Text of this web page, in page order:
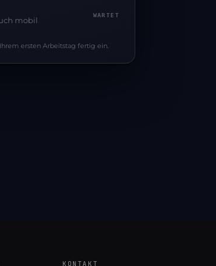
mobil
WARTET
ersten Arbeitstag fertig ein.
KONTAKT